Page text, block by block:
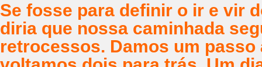
Se fosse para definir o ir e vir
diria que nossa caminhada
retrocessos. Damos um passo